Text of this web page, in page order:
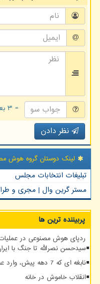
= ۳ بعلاوه ۵
نظر دادن
لینک دوستان گروه هوش
تبلیغات انتخابات مجلس
مستر گرین وال | مجری و
پربیننده ترین ها
ردپای هوش مصنوعی در عملیات
سیدحسن نصرالله تا جنگ با
نابغه ای که 7 دهه پیش، وارد عصر هوش مصنوعی شد
انقلاب خاموش در خانه